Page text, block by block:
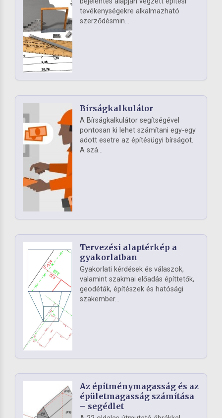
tevékenységekre alkalmazható
szerződésmin...
Bírságkalkulátor
A Bírságkalkulátor segítségével
pontosan ki lehet számítani egy-egy
adott esetre az építésügyi bírságot.
A szá...
Tervezési alaptérkép a
gyakorlatban
Gyakorlati kérdések és válaszok,
valamint szakmai előadás építtetők,
geodéták, építészek és hatósági
szakember...
Az építménymagasság és az
épületmagasság számítása
– segédlet